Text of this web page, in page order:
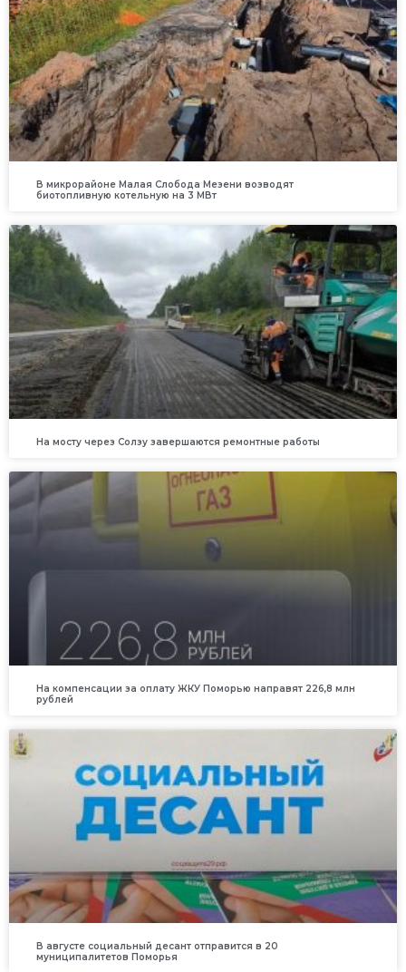
В микрорайоне Малая Слобода Мезени возводят
биотопливную котельную на 3 МВт
На мосту через Солзу завершаются ремонтные работы
На компенсации за оплату ЖКУ Поморью направят 226,8 млн
рублей
В августе социальный десант отправится в 20
муниципалитетов Поморья